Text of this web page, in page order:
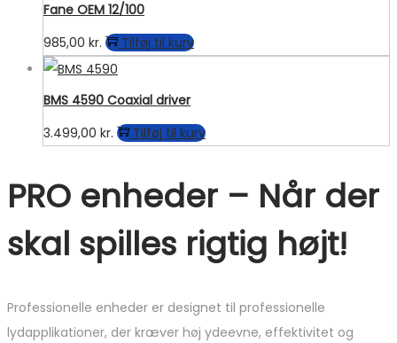
Fane OEM 12/100
985,00 kr. Tilføj til kurv
BMS 4590 Coaxial driver
3.499,00 kr. Tilføj til kurv
PRO enheder – Når der
skal spilles rigtig højt!
Professionelle enheder er designet til professionelle
lydapplikationer, der kræver høj ydeevne, effektivitet og